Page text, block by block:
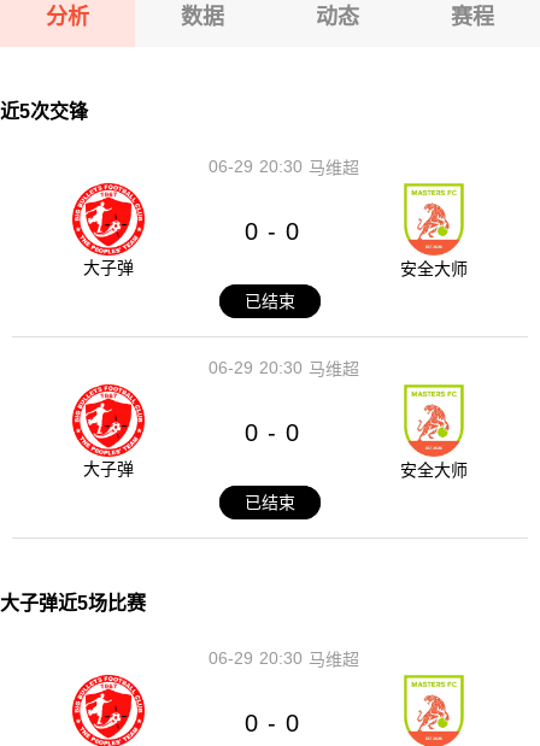
分析 数据 动态 赛程
近5次交锋
20:30
06-29 马维超
大子弹
0 - 0
安全大师
已结束
20:30
06-29 马维超
大子弹
0 - 0
安全大师
已结束
大子弹近5场比赛
20:30
06-29 马维超
0 - 0